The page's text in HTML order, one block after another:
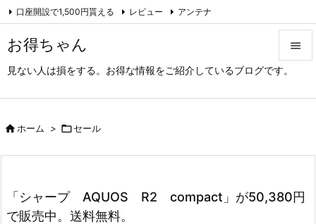
お得ちゃん
見ない人は損をする。お得な情報をご紹介しているブログです。

次へ
口座開設で1,500円貰える レビュー アンテナ
アーカイブ（旧サイト）
ホーム > セール
「シャープ AQUOS R2 compact」が50,380円
で販売中。送料無料。